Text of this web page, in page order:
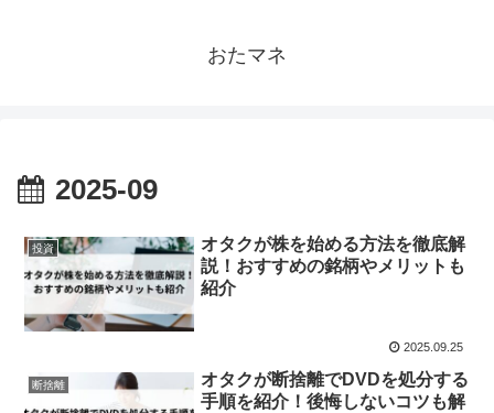
おたマネ
2025-09
投資
オタクが株を始める方法を徹底解
説！おすすめの銘柄やメリットも
紹介
2025.09.25
断捨離
オタクが断捨離でDVDを処分する
手順を紹介！後悔しないコツも解